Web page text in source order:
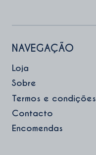
NAVEGAÇÃO
Loja
Sobre
Termos e condições
Contacto
Encomendas